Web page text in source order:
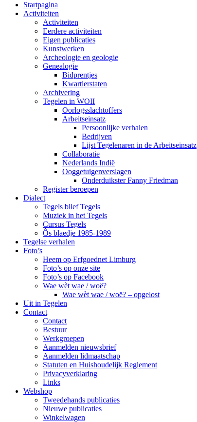
Startpagina
Activiteiten
Activiteiten
Eerdere activiteiten
Eigen publicaties
Kunstwerken
Archeologie en geologie
Genealogie
Bidprentjes
Kwartierstaten
Archivering
Tegelen in WOII
Oorlogsslachtoffers
Arbeitseinsatz
Persoonlijke verhalen
Bedrijven
Lijst Tegelenaren in de Arbeitseinsatz
Collaboratie
Nederlands Indië
Ooggetuigenverslagen
Onderduikster Fanny Friedman
Register beroepen
Dialect
Tegels blief Tegels
Muziek in het Tegels
Cursus Tegels
Ôs blaedje 1985-1989
Tegelse verhalen
Foto’s
Heem op Erfgoednet Limburg
Foto’s op onze site
Foto’s op Facebook
Wae wèt wae / woë?
Wae wèt wae / woë? – opgelost
Uit in Tegelen
Contact
Contact
Bestuur
Werkgroepen
Aanmelden nieuwsbrief
Aanmelden lidmaatschap
Statuten en Huishoudelijk Reglement
Privacyverklaring
Links
Webshop
Tweedehands publicaties
Nieuwe publicaties
Winkelwagen